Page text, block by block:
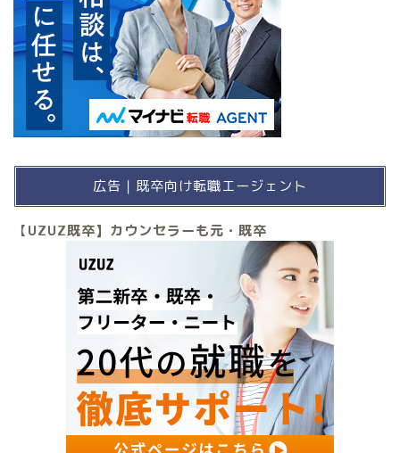
広告｜既卒向け転職エージェント
【UZUZ既卒】カウンセラーも元・既卒